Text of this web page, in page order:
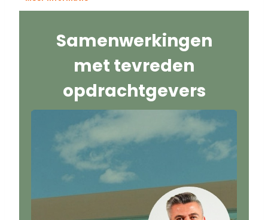
Samenwerkingen
met tevreden
opdrachtgevers